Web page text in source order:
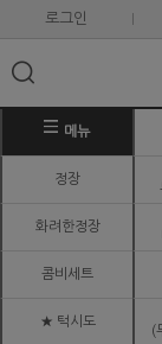
로그인
메뉴
정장
화려한정장
콤비세트
★ 턱시도
(